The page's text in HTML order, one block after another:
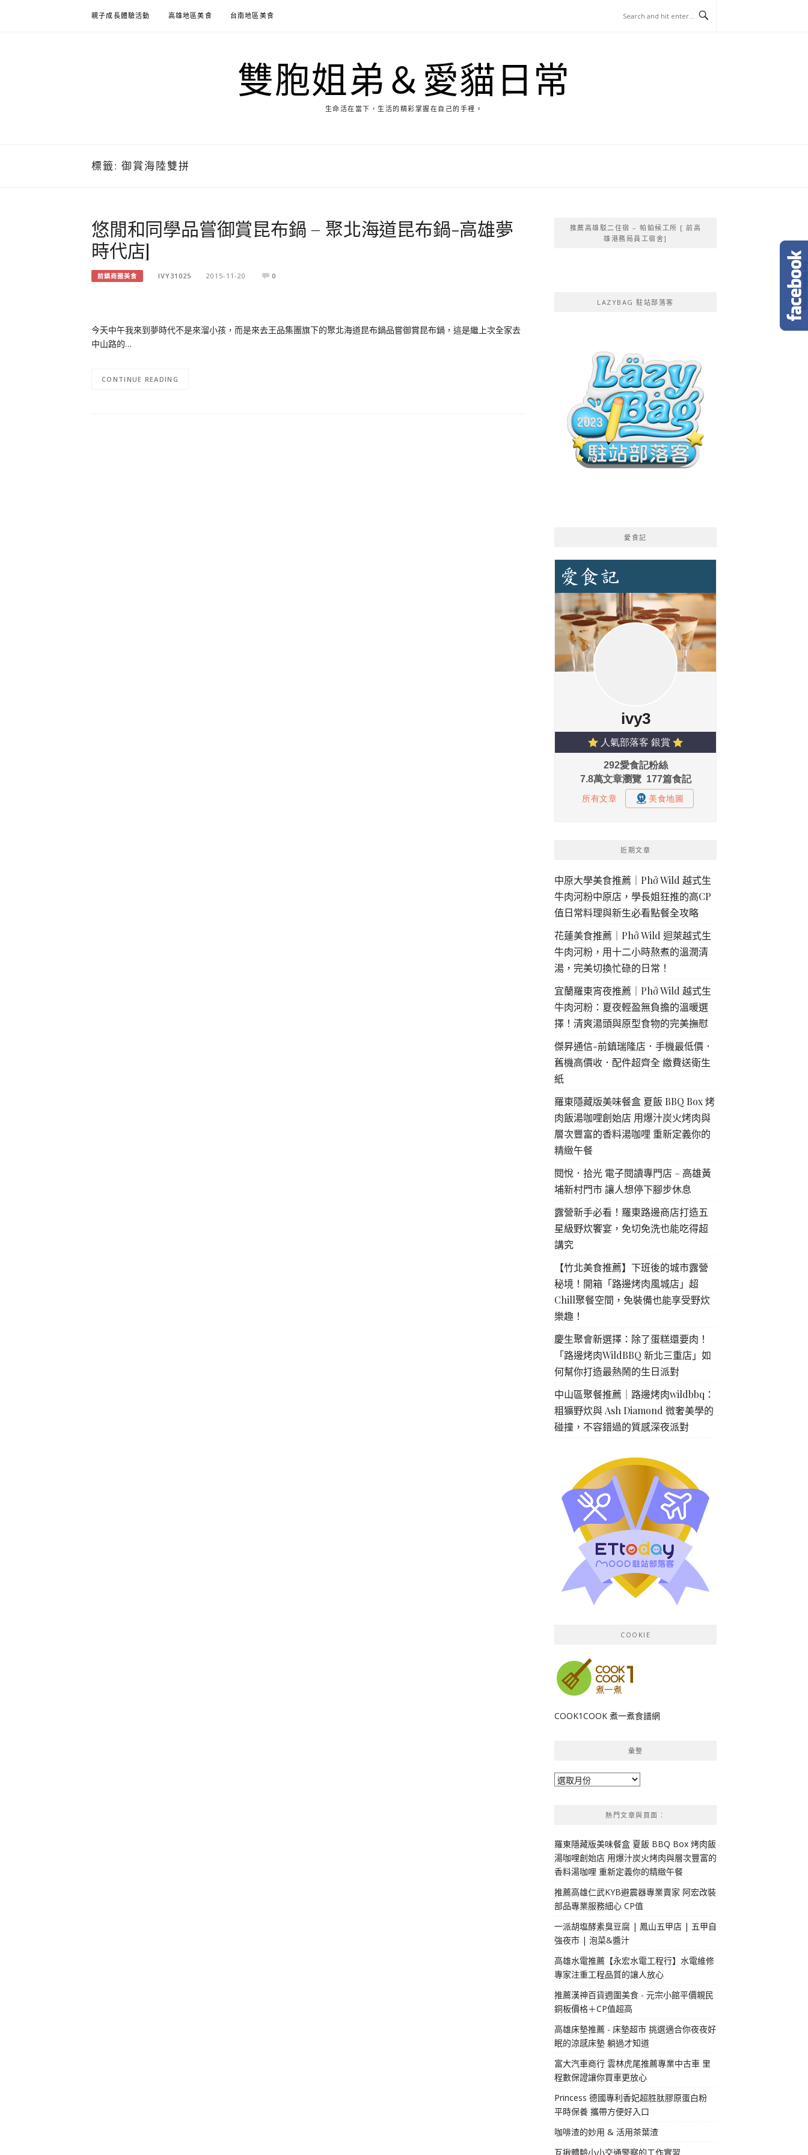
親子成長體驗活動 高雄地區美食 台南地區美食
雙胞姐弟＆愛貓日常
生命活在當下，生活的精彩掌握在自己的手裡。
標籤: 御賞海陸雙拼
悠閒和同學品嘗御賞昆布鍋 – 聚北海道昆布鍋-高雄夢
時代店]
前鎮商圈美食 IVY31025 2015-11-20 0
今天中午我來到夢時代不是來溜小孩，而是來去王品集團旗下的聚北海道昆布鍋品嘗御賞昆布鍋，這是繼上次全家去
中山路的…
CONTINUE READING
推薦高雄駁二住宿 – 帕鉑候工所 [ 前高
雄港務局員工宿舍]
LAZYBAG 駐站部落客
愛食記
近期文章
中原大學美食推薦｜Phở Wild 越式生
牛肉河粉中原店，學長姐狂推的高CP
值日常料理與新生必看點餐全攻略
花蓮美食推薦｜Phở Wild 迴萊越式生
牛肉河粉，用十二小時熬煮的溫潤清
湯，完美切換忙碌的日常！
宜蘭羅東宵夜推薦｜Phở Wild 越式生
牛肉河粉：夏夜輕盈無負擔的溫暖選
擇！清爽湯頭與原型食物的完美撫慰
傑昇通信-前鎮瑞隆店．手機最低價．
舊機高價收．配件超齊全 繳費送衛生
紙
羅東隱藏版美味餐盒 夏飯 BBQ Box 烤
肉飯湯咖哩創始店 用爆汁炭火烤肉與
層次豐富的香料湯咖哩 重新定義你的
精緻午餐
閱悅．拾光 電子閱讀專門店 – 高雄黃
埔新村門市 讓人想停下腳步休息
露營新手必看！羅東路邊商店打造五
星級野炊饗宴，免切免洗也能吃得超
講究
【竹北美食推薦】下班後的城市露營
秘境！開箱「路邊烤肉風城店」超
Chill聚餐空間，免裝備也能享受野炊
樂趣！
慶生聚會新選擇：除了蛋糕還要肉！
「路邊烤肉WildBBQ 新北三重店」如
何幫你打造最熱鬧的生日派對
中山區聚餐推薦｜路邊烤肉wildbbq：
粗獷野炊與 Ash Diamond 微奢美學的
碰撞，不容錯過的質感深夜派對
COOKIE
COOK1COOK 煮一煮食譜網
彙整
彙
熱門文章與頁面︰
羅東隱藏版美味餐盒 夏飯 BBQ Box 烤肉飯
湯咖哩創始店 用爆汁炭火烤肉與層次豐富的
香料湯咖哩 重新定義你的精緻午餐
推薦高雄仁武KYB避震器專業賣家 阿宏改裝
部品專業服務細心 CP值
一派胡塩酵素臭豆腐 | 鳳山五甲店 | 五甲自
強夜市 | 泡菜&醬汁
高雄水電推薦【永宏水電工程行】水電維修
專家注重工程品質的讓人放心
推薦漢神百貨週圍美食 - 元宗小館平價親民
銅板價格＋CP值超高
高雄床墊推薦 - 床墊超市 挑選適合你夜夜好
眠的涼感床墊 躺過才知道
富大汽車商行 雲林虎尾推薦專業中古車 里
程數保證讓你買車更放心
Princess 德國專利香妃超胜肽膠原蛋白粉
平時保養 攜帶方便好入口
咖啡渣的妙用 & 活用茶葉渣
互揪體驗小小交通警察的工作實習